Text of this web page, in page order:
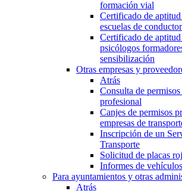
formación vial
Certificado de
escuelas de
Certificado de
psicólogos
sensibilización
Otras empresas y
Atrás
Consulta de
profesional
Canjes de permisos
empresas de
Inscripción de un
Transporte
Solicitud de placas
Informes de
Para ayuntamientos y otras
Atrás